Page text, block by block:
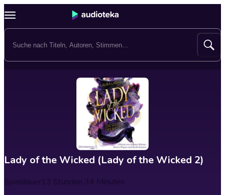
Lady of the Wicked (Lady of the Wicked 2)
Spieldauer13 Stunden 34 Minuten